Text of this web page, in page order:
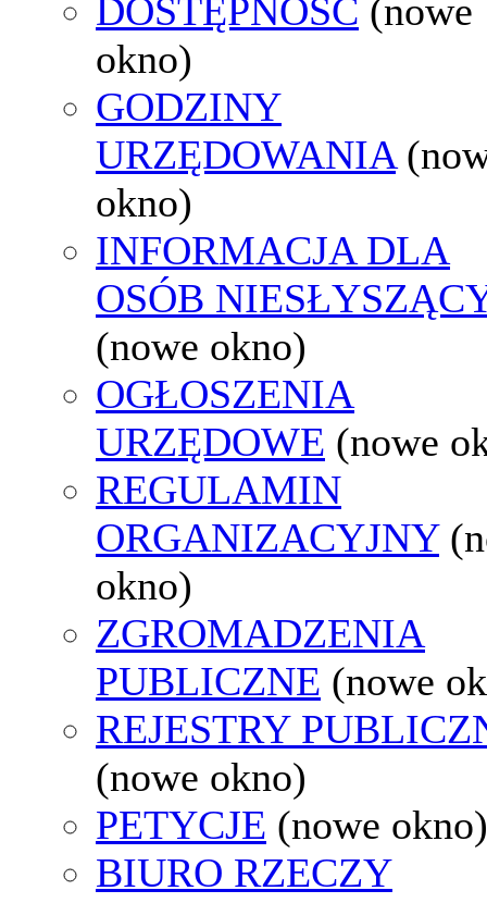
DOSTĘPNOŚĆ (nowe
okno)
GODZINY
URZĘDOWANIA
okno)
INFORMACJA DLA
OSÓB
(nowe okno)
OGŁOSZENIA
URZĘDOWE (nowe
REGULAMIN
ORGANIZACYJNY
okno)
ZGROMADZENIA
PUBLICZNE (nowe
REJESTRY
(nowe okno)
PETYCJE (nowe okno)
BIURO RZECZY